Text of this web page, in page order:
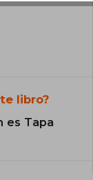
libro?
es Tapa